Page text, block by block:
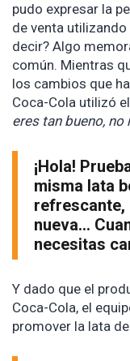
pudo expresar la
de venta
decir? Algo
común. Mientras
los cambios que
Coca-Cola utilizó
eres tan bueno,
¡Hola!
misma lata
refrescante,
nueva...
necesitas
Y dado que el
Coca-Cola, el
promover la lata